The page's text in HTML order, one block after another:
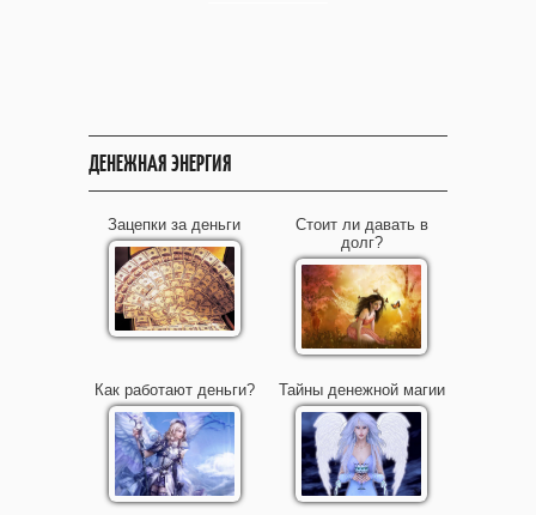
ДЕНЕЖНАЯ ЭНЕРГИЯ
Зацепки за деньги
Стоит ли давать в
долг?
Как работают деньги? Тайны денежной магии